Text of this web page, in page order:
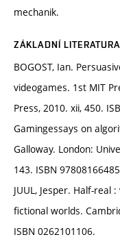
mechanik.
ZÁKLADNÍ LITERATURA
BOGOST, Ian.
videogames. 1st MIT
Press, 2010. xii, 450.
Gamingessays on
Galloway. London:
143. ISBN
JUUL, Jesper. Half-
fictional worlds.
ISBN 0262101106.